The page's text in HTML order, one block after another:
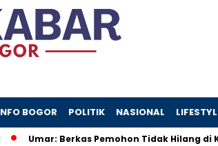
BOGOR POLITIK NASIONAL
Umar: Berkas Pemohon Tidak Hilang di